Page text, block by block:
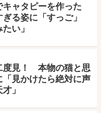
ャタピーを作った
る姿に「すっご」
い」
度見！ 本物の猫と思
見かけたら絶対に声
」